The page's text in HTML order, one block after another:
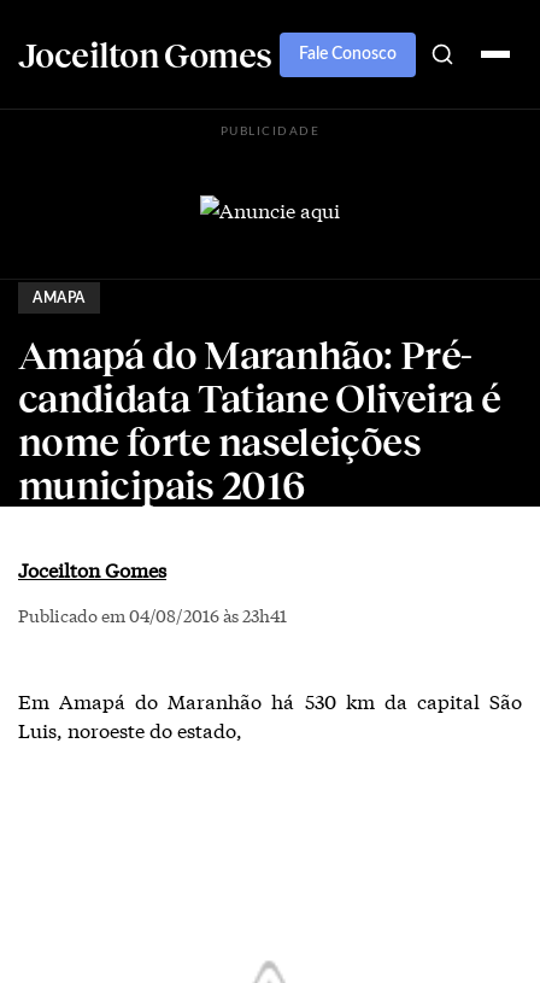
Joceilton Gomes Fale Conosco
PUBLICIDADE
AMAPA
Amapá do Maranhão: Pré-
candidata Tatiane Oliveira é
nome forte naseleições
municipais 2016
Joceilton Gomes
Publicado em 04/08/2016 às 23h41
Em Amapá do Maranhão há 530 km da capital São
Luis, noroeste do estado,